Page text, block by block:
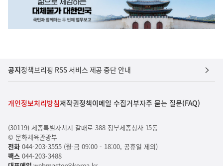
공지정책브리핑 RSS 서비스 제공 중단 안내
개인정보처리방침저작권정책이메일 수집거부자주 묻는 질문(FAQ)
(30119) 세종특별자치시 갈매로 388 정부세종청사 15동
© 문화체육관광부
전화044-203-3555 (월-금 09:00 - 18:00, 공휴일 제외)
팩스044-203-3488